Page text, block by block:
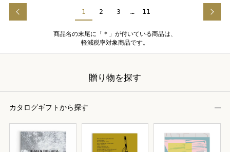
1 2 3 … 11
商品名の末尾に「＊」が付いている商品は、
軽減税率対象商品です。
贈り物を探す
カタログギフトから探す